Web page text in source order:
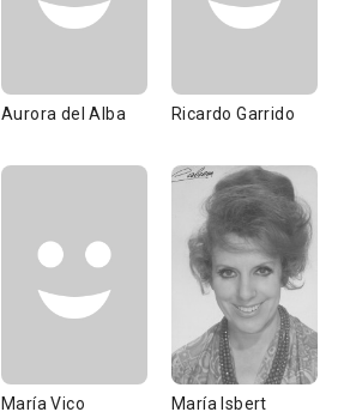
Aurora del Alba Ricardo Garrido
María Vico María Isbert